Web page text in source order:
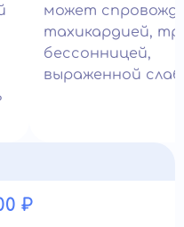
может
тахикардией,
бессонницей,
выраженной
₽